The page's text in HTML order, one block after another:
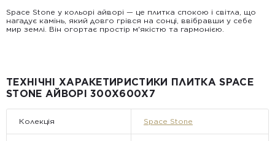
Space Stone у кольорі айворі — це плитка спокою і світла, що
нагадує камінь, який довго грівся на сонці, ввібравши у себе
мир землі. Він огортає простір м'якістю та гармонією.
ТЕХНІЧНІ ХАРАКЕТИРИСТИКИ ПЛИТКА SPACE
STONE АЙВОРІ 300X600X7
Колекція Space Stone